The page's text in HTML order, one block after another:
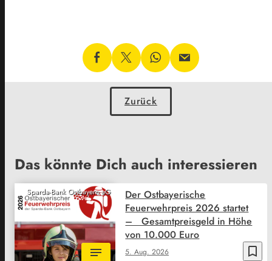
Zurück
Das könnte Dich auch interessieren
Sparda-Bank Ostbayern eG
bookmark_border
5. Aug. 2026
Der Ostbayerische
Feuerwehrpreis 2026 startet
– Gesamtpreisgeld in Höhe
von 10.000 Euro